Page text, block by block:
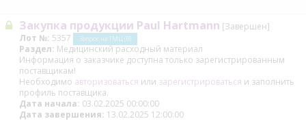
Закупка продукции Paul Hartmann [Завершен]
Лот №: 5357 Запрос на ТМЦ (В)
Раздел: Медицинский расходный материал
Информация о заказчике доступна только зарегистрированным
поставщикам!
Необходимо авторизоваться или зарегистрироваться и заполнить
профиль поставщика.
Дата начала: 03.02.2025 00:00:00
Дата завершения: 13.02.2025 12:00:00